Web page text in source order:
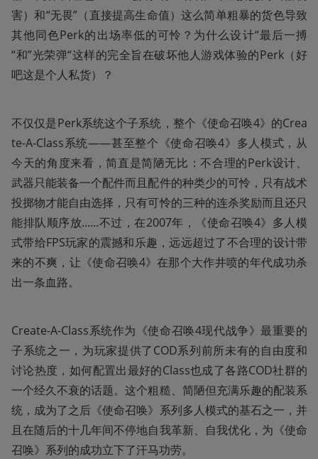
害）和“无畏”（直接提高生命值）这么简单粗暴的货色导致
其他同色Perk的出场率低的可怜？为什么设计“最后一搏
“和”光荣弹“这样的完全旨在破坏他人游戏体验的Perk（好
吧这是个人私货）？
不仅仅是Perk系统这个子系统，整个《使命召唤4》的Crea
te-A-Class系统——甚至整个《使命召唤4》多人模式，从
今天的角度来看，简直是简陋无比：不合理的Perk设计、
武器只能装备一个配件而且配件的种类少的可怜，只有战术
投掷物才能自由选择，只有可怜的三种的连杀奖励而且还只
能排队顺序放......不过，在2007年，《使命召唤4》多人模
式带给FPS玩家的震撼和乐趣，远远超过了不合理的设计带
来的不爽，让《使命召唤4》在那个大作井喷的年代成功杀
出一条血路。
Create-A-Class系统作为《使命召唤4现代战争》最重要的
子系统之一，为玩家提供了COD系列前所未有的自由度和
讨论热度，如何配置出最好的Class也成了各路COD社群的
一个经久不衰的话题。这个粗糙、简陋但充满乐趣的配装系
统，成为了之后《使命召唤》系列多人模式的基石之一，并
且在随后的十几年间不停地自我革新、自我优化，为《使命
召唤》系列的成功立下了汗马功劳。